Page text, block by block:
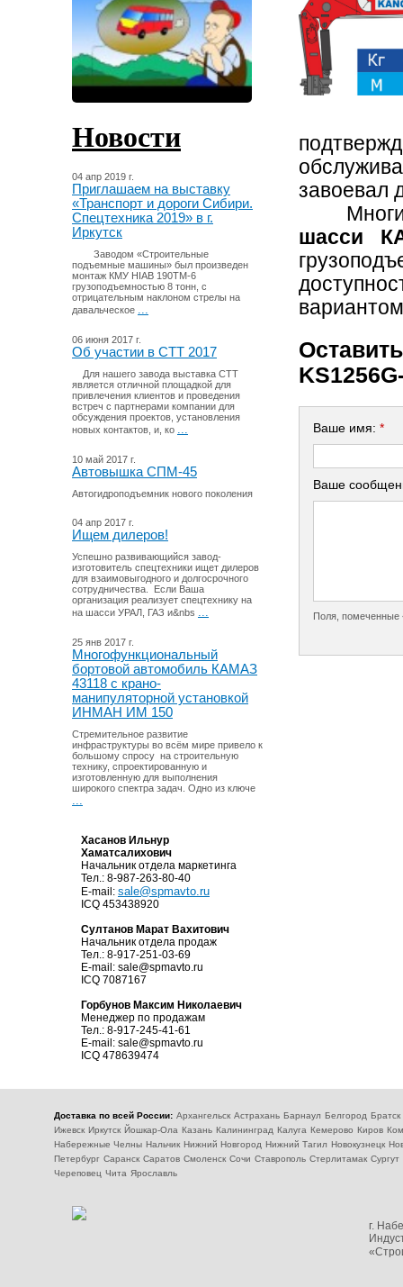
Новости
04 апр 2019 г.
Приглашаем на выставку
«Транспорт и дороги Сибири.
Спецтехника 2019» в г.
Иркутск
Заводом «Строительные
подъемные машины» был произведен
монтаж КМУ HIAB 190TM-6
грузоподъемностью 8 тонн, с
отрицательным наклоном стрелы на
давальческое ...
06 июня 2017 г.
Об участии в СТТ 2017
Для нашего завода выставка СТТ
является отличной площадкой для
привлечения клиентов и проведения
встреч с партнерами компании для
обсуждения проектов, установления
новых контактов, и, ко ...
10 май 2017 г.
Автовышка СПМ-45
Автогидроподъемник нового поколения
04 апр 2017 г.
Ищем дилеров!
Успешно развивающийся завод-
изготовитель спецтехники ищет дилеров
для взаимовыгодного и долгосрочного
сотрудничества. Если Ваша
организация реализует спецтехнику на
на шасси УРАЛ, ГАЗ и&nbs ...
25 янв 2017 г.
Многофункциональный
бортовой автомобиль КАМАЗ
43118 с крано-
манипуляторной установкой
ИНМАН ИМ 150
Стремительное развитие
инфраструктуры во всём мире привело к
большому спросу на строительную
технику, спроектированную и
изготовленную для выполнения
широкого спектра задач. Одно из ключе
...
Хасанов Ильнур
Хаматсалихович
Начальник отдела маркетинга
Тел.: 8-987-263-80-40
E-mail: sale@spmavto.ru
ICQ 453438920
Султанов Марат Вахитович
Начальник отдела продаж
Тел.: 8-917-251-03-69
E-mail: sale@spmavto.ru
ICQ 7087167
Горбунов Максим Николаевич
Менеджер по продажам
Тел.: 8-917-245-41-61
E-mail: sale@spmavto.ru
ICQ 478639474
завоевал
шасси
Ваше имя: *
Ваше
Поля, помеченные
Доставка по всей России: Архангельск Астрахань Барнаул Белгород Братск
Ижевск Иркутск Йошкар-Ола Казань Калининград Калуга Кемерово Киров
Набережные Челны Нальчик Нижний Новгород Нижний Тагил Новокузнецк
Петербург Саранск Саратов Смоленск Сочи Ставрополь Стерлитамак Сургут
Череповец Чита Ярославль
г.